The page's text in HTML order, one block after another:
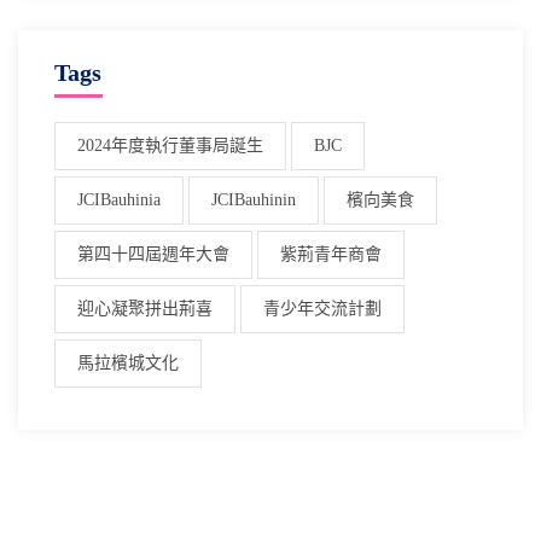
Tags
2024年度執行董事局誕生 BJC
JCIBauhinia JCIBauhinin 檳向美食
第四十四屆週年大會 紫荊青年商會
迎心凝聚拼出荊喜 青少年交流計劃
馬拉檳城文化